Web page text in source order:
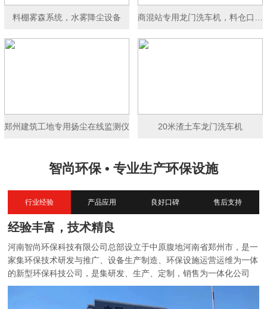
料棚雾森系统，水雾降尘设备 商混站专用龙门洗车机，料仓口洗车机
郑州建筑工地专用扬尘在线监测仪 20米渣土车龙门洗车机
智尚环保 • 专业生产环保设施
行业经验 产品应用 良好口碑 售后支持
经验丰富，技术精良
河南智尚环保科技有限公司总部设立于中原腹地河南省郑州市，是一
家集环保技术研发与推广、设备生产制造、环保设施运营运维为一体
的新型环保科技公司，是集研发、生产、定制，销售为一体化公司